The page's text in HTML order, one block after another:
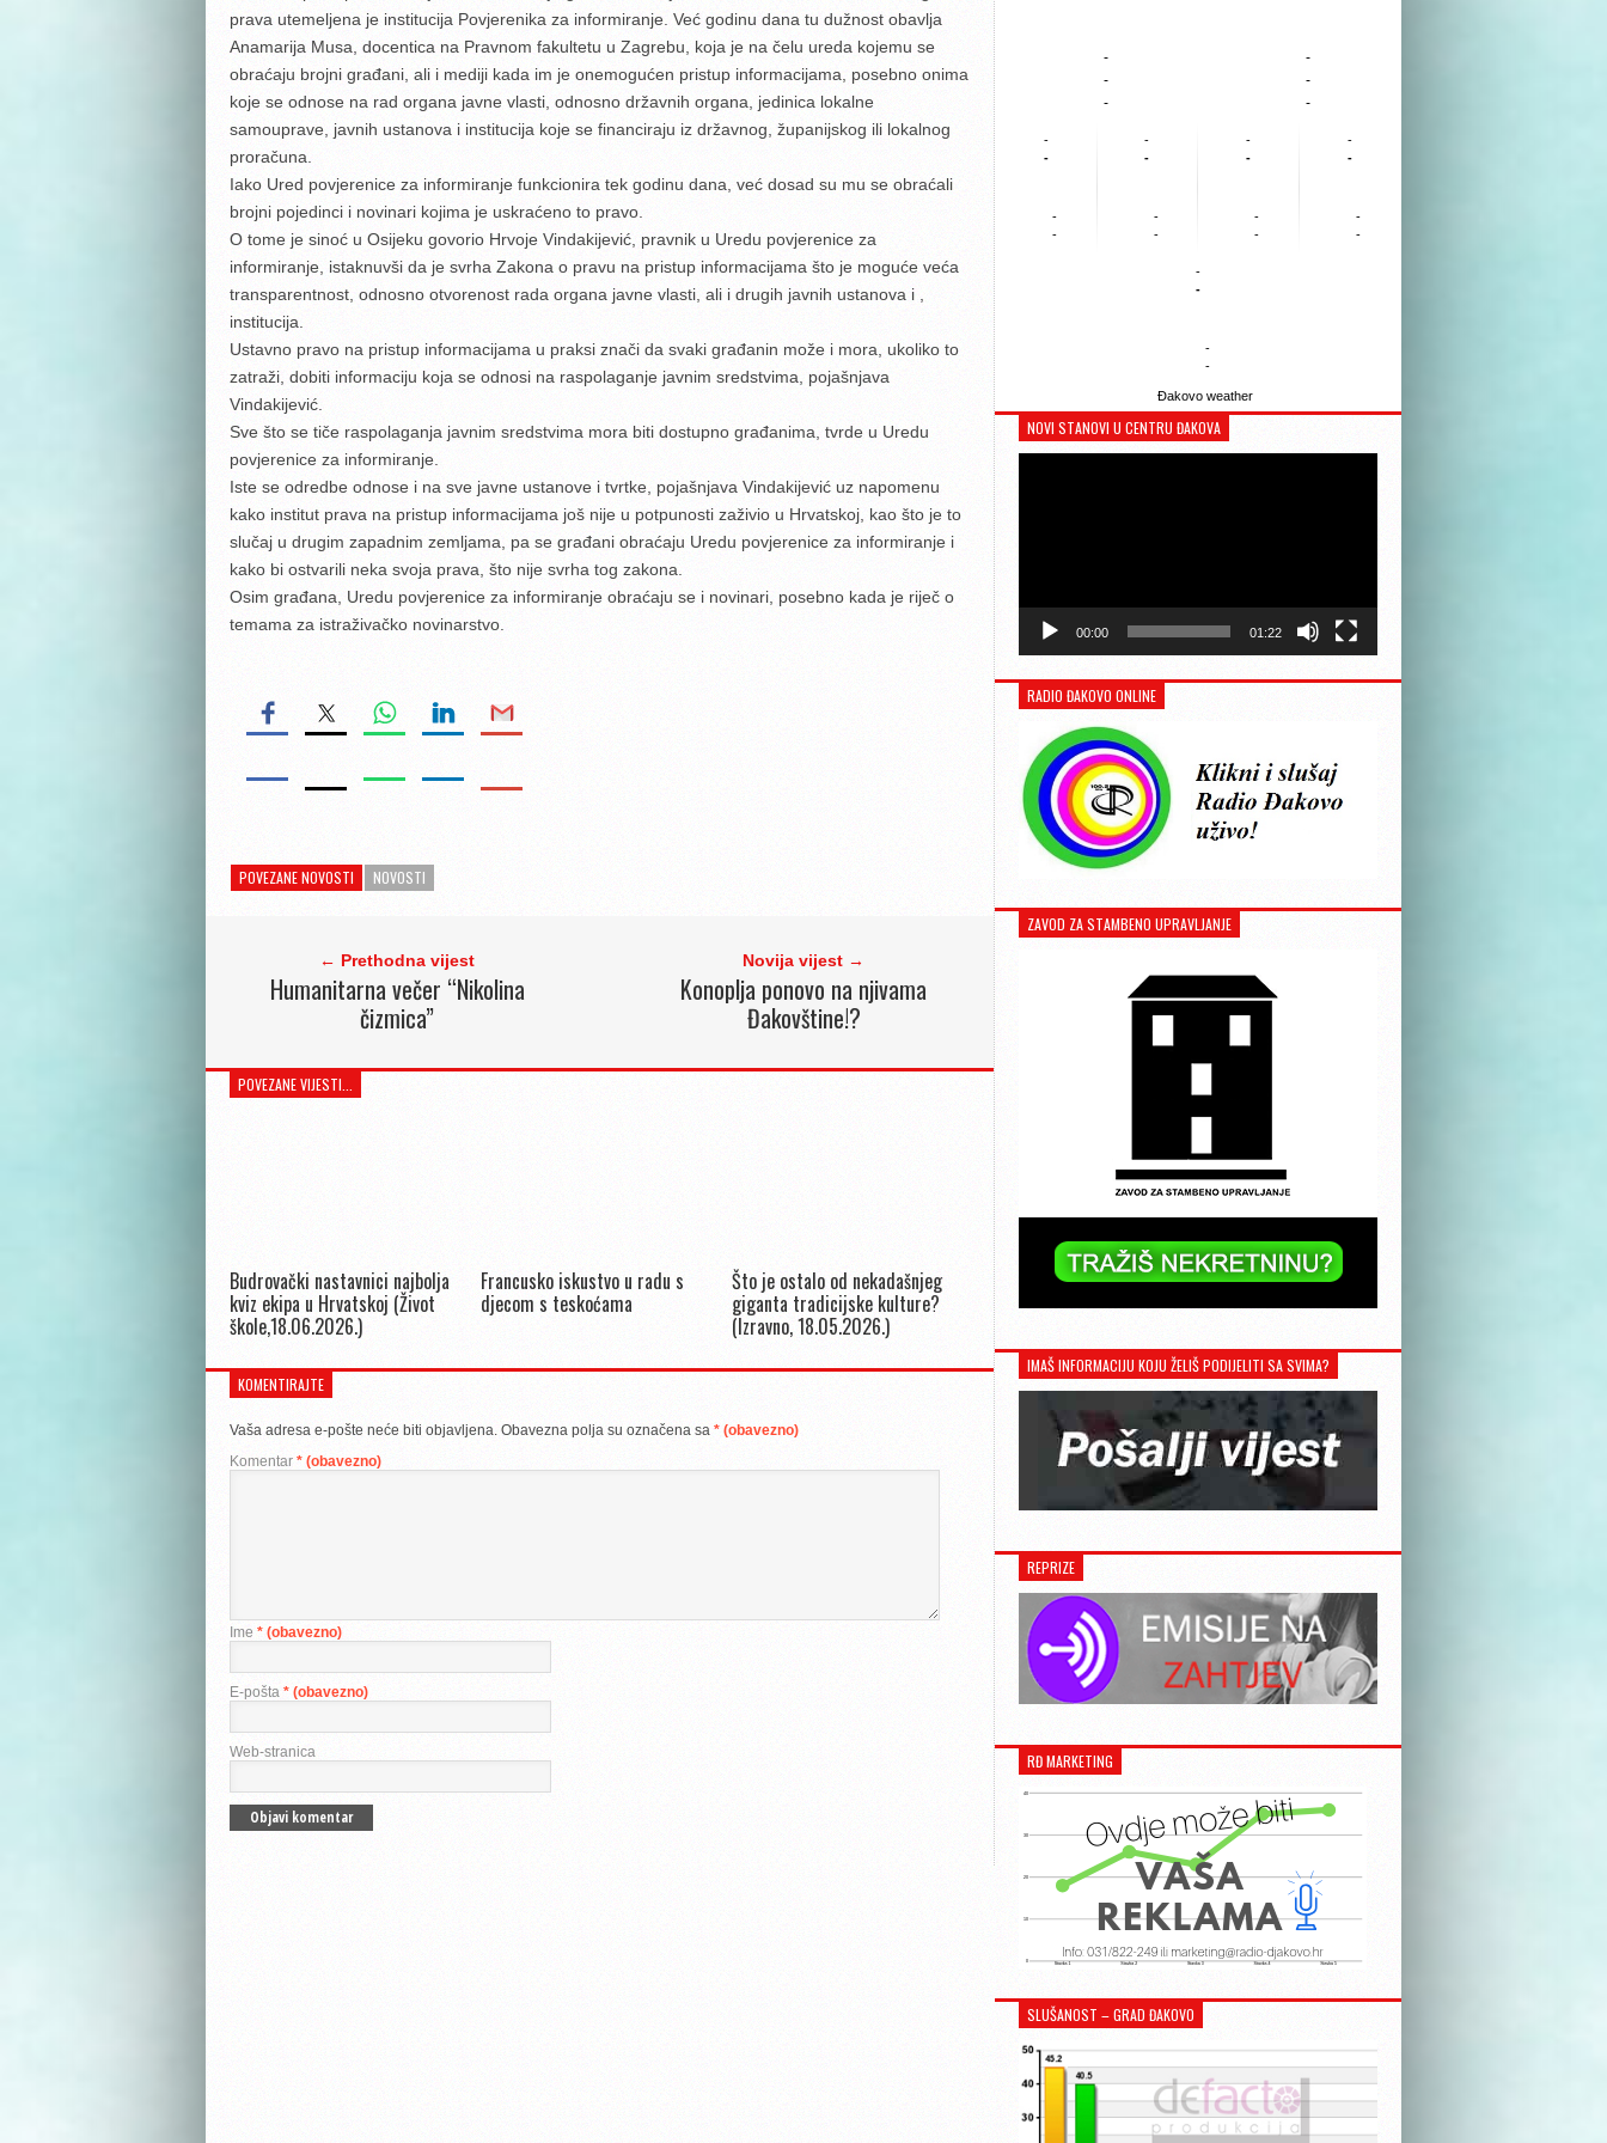
prava utemeljena je institucija Povjerenika za informiranje. Već godinu dana tu dužnost obavlja
Anamarija Musa, docentica na Pravnom fakultetu u Zagrebu, koja je na čelu ureda kojemu se
obraćaju brojni građani, ali i mediji kada im je onemogućen pristup informacijama, posebno onima
koje se odnose na rad organa javne vlasti, odnosno državnih organa, jedinica lokalne
samouprave, javnih ustanova i institucija koje se financiraju iz državnog, županijskog ili lokalnog
proračuna.
Iako Ured povjerenice za informiranje funkcionira tek godinu dana, već dosad su mu se obraćali
brojni pojedinci i novinari kojima je uskraćeno to pravo.
O tome je sinoć u Osijeku govorio Hrvoje Vindakijević, pravnik u Uredu povjerenice za
informiranje, istaknuvši da je svrha Zakona o pravu na pristup informacijama što je moguće veća
transparentnost, odnosno otvorenost rada organa javne vlasti, ali i drugih javnih ustanova i ,
institucija.
Ustavno pravo na pristup informacijama u praksi znači da svaki građanin može i mora, ukoliko to
zatraži, dobiti informaciju koja se odnosi na raspolaganje javnim sredstvima, pojašnjava
Vindakijević.
Sve što se tiče raspolaganja javnim sredstvima mora biti dostupno građanima, tvrde u Uredu
povjerenice za informiranje.
Iste se odredbe odnose i na sve javne ustanove i tvrtke, pojašnjava Vindakijević uz napomenu
kako institut prava na pristup informacijama još nije u potpunosti zaživio u Hrvatskoj, kao što je to
slučaj u drugim zapadnim zemljama, pa se građani obraćaju Uredu povjerenice za informiranje i
kako bi ostvarili neka svoja prava, što nije svrha tog zakona.
Osim građana, Uredu povjerenice za informiranje obraćaju se i novinari, posebno kada je riječ o
temama za istraživačko novinarstvo.
POVEZANE NOVOSTI NOVOSTI
← Prethodna vijest
Humanitarna večer “Nikolina
čizmica”
Novija vijest →
Konoplja ponovo na njivama
Đakovštine!?
POVEZANE VIJESTI...
Budrovački nastavnici najbolja
kviz ekipa u Hrvatskoj (Život
škole,18.06.2026.)
Francusko iskustvo u radu s
djecom s teskoćama
Što je ostalo od nekadašnjeg
giganta tradicijske kulture?
(Izravno, 18.05.2026.)
KOMENTIRAJTE
Vaša adresa e-pošte neće biti objavljena. Obavezna polja su označena sa * (obavezno)
Komentar * (obavezno)
Ime * (obavezno)
E-pošta * (obavezno)
Web-stranica
-
-
-
-
-
-
-
-
-
-
-
-
-
-
-
-
-
-
-
-
-
-
-
-
-
-
Đakovo weather
NOVI STANOVI U CENTRU ĐAKOVA
00:00 01:22
RADIO ĐAKOVO ONLINE
ZAVOD ZA STAMBENO UPRAVLJANJE
IMAŠ INFORMACIJU KOJU ŽELIŠ PODIJELITI SA SVIMA?
REPRIZE
RĐ MARKETING
SLUŠANOST – GRAD ĐAKOVO